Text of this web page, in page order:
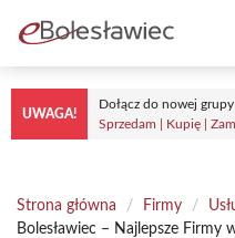
treści
UWAGA!
Dołącz do nowej grupy
Sprzedam | Kupię |
Strona główna / Firmy /
Bolesławiec – Najlepsze Firmy